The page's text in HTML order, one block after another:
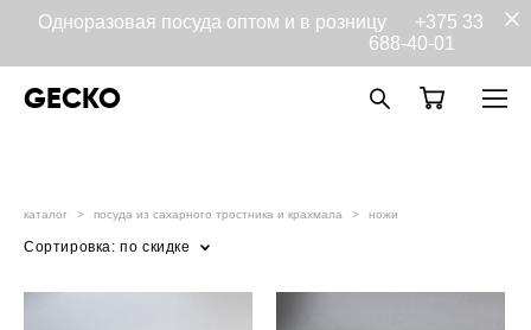
Одноразовая посуда оптом и в розницу +375 33
688-40-01
GECKO
каталог > посуда из сахарного тростника и крахмала > ножи
Сортировка: по скидке